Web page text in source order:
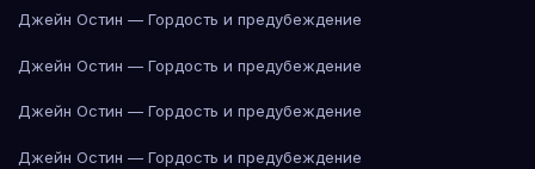
Джейн Остин — Гордость и предубеждение
Джейн Остин — Гордость и предубеждение
Джейн Остин — Гордость и предубеждение
Джейн Остин — Гордость и предубеждение